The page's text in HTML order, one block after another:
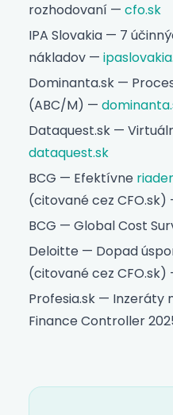
rozhodovaní — cfo.sk
IPA Slovakia — 7
nákladov —
Dominanta.sk —
(ABC/M) —
Dataquest.sk —
dataquest.sk
BCG — Efektívne
(citované cez CFO.sk)
BCG — Global Cost
Deloitte — Dopad
(citované cez CFO.sk)
Profesia.sk — Inzeráty
Finance Controller